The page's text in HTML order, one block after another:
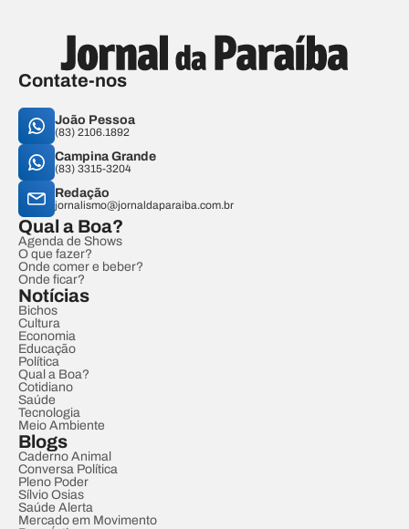
Contate-nos
João Pessoa
(83) 2106.1892
Campina Grande
(83) 3315-3204
Redação
jornalismo@jornaldaparaiba.com.br
Qual a Boa?
Agenda de Shows
O que fazer?
Onde comer e beber?
Onde ficar?
Notícias
Bichos
Cultura
Economia
Educação
Política
Qual a Boa?
Cotidiano
Saúde
Tecnologia
Meio Ambiente
Blogs
Caderno Animal
Conversa Política
Pleno Poder
Sílvio Osias
Saúde Alerta
Mercado em Movimento